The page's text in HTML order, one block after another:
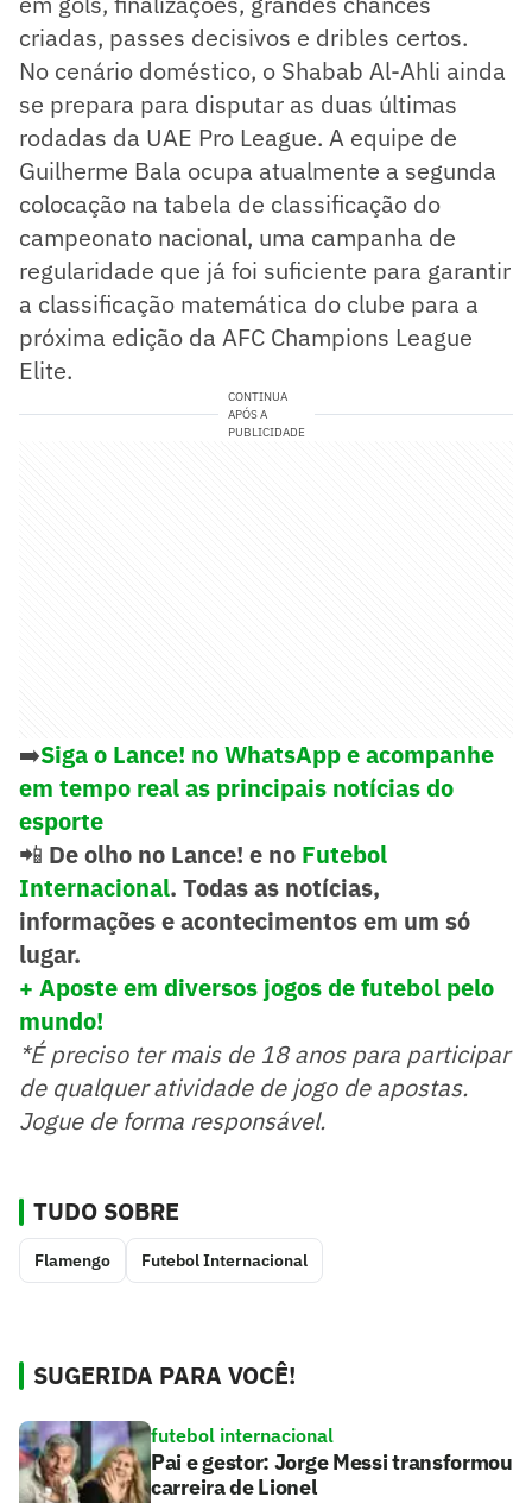
criadas, passes decisivos e dribles certos.
No cenário doméstico, o Shabab Al-Ahli ainda
se prepara para disputar as duas últimas
rodadas da UAE Pro League. A equipe de
Guilherme Bala ocupa atualmente a segunda
colocação na tabela de classificação do
campeonato nacional, uma campanha de
regularidade que já foi suficiente para garantir
a classificação matemática do clube para a
próxima edição da AFC Champions League
Elite.
CONTINUA
APÓS A
PUBLICIDADE
➡️Siga o Lance! no WhatsApp e acompanhe
em tempo real as principais notícias do
esporte
📲 De olho no Lance! e no Futebol
Internacional. Todas as notícias,
informações e acontecimentos em um só
lugar.
+ Aposte em diversos jogos de futebol pelo
mundo!
*É preciso ter mais de 18 anos para participar
de qualquer atividade de jogo de apostas.
Jogue de forma responsável.
TUDO SOBRE
Flamengo Futebol Internacional
SUGERIDA PARA VOCÊ!
futebol internacional
Pai e gestor: Jorge Messi transformou
carreira de Lionel